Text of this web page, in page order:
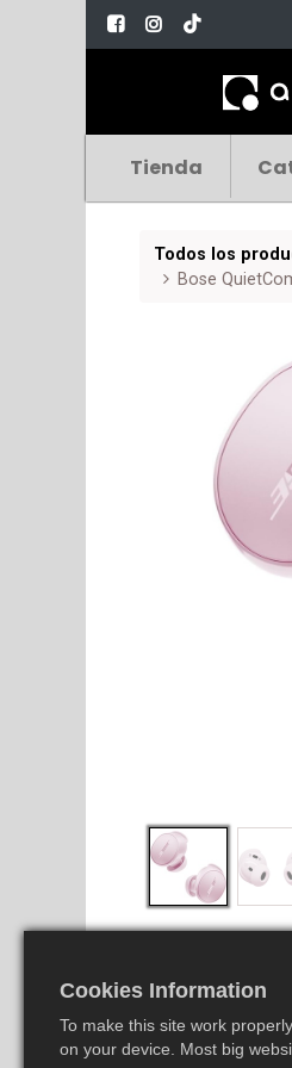
Tienda
Todos los
Bose
Cookies Information
To make this site work
on your device. Most big